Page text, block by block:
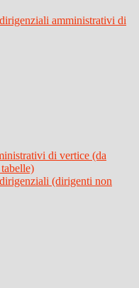
amministrativi di
di vertice (da
(dirigenti non